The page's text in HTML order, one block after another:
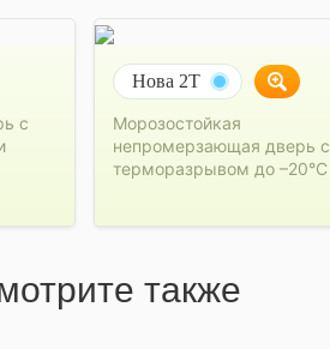
с
Нова 2Т
Морозостойкая
непромерзающая дверь с
терморазрывом до –20°C
также